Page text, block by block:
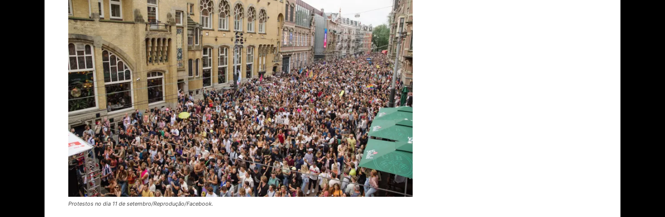
Protestos no dia 11 de setembro/Reprodução/Facebook.